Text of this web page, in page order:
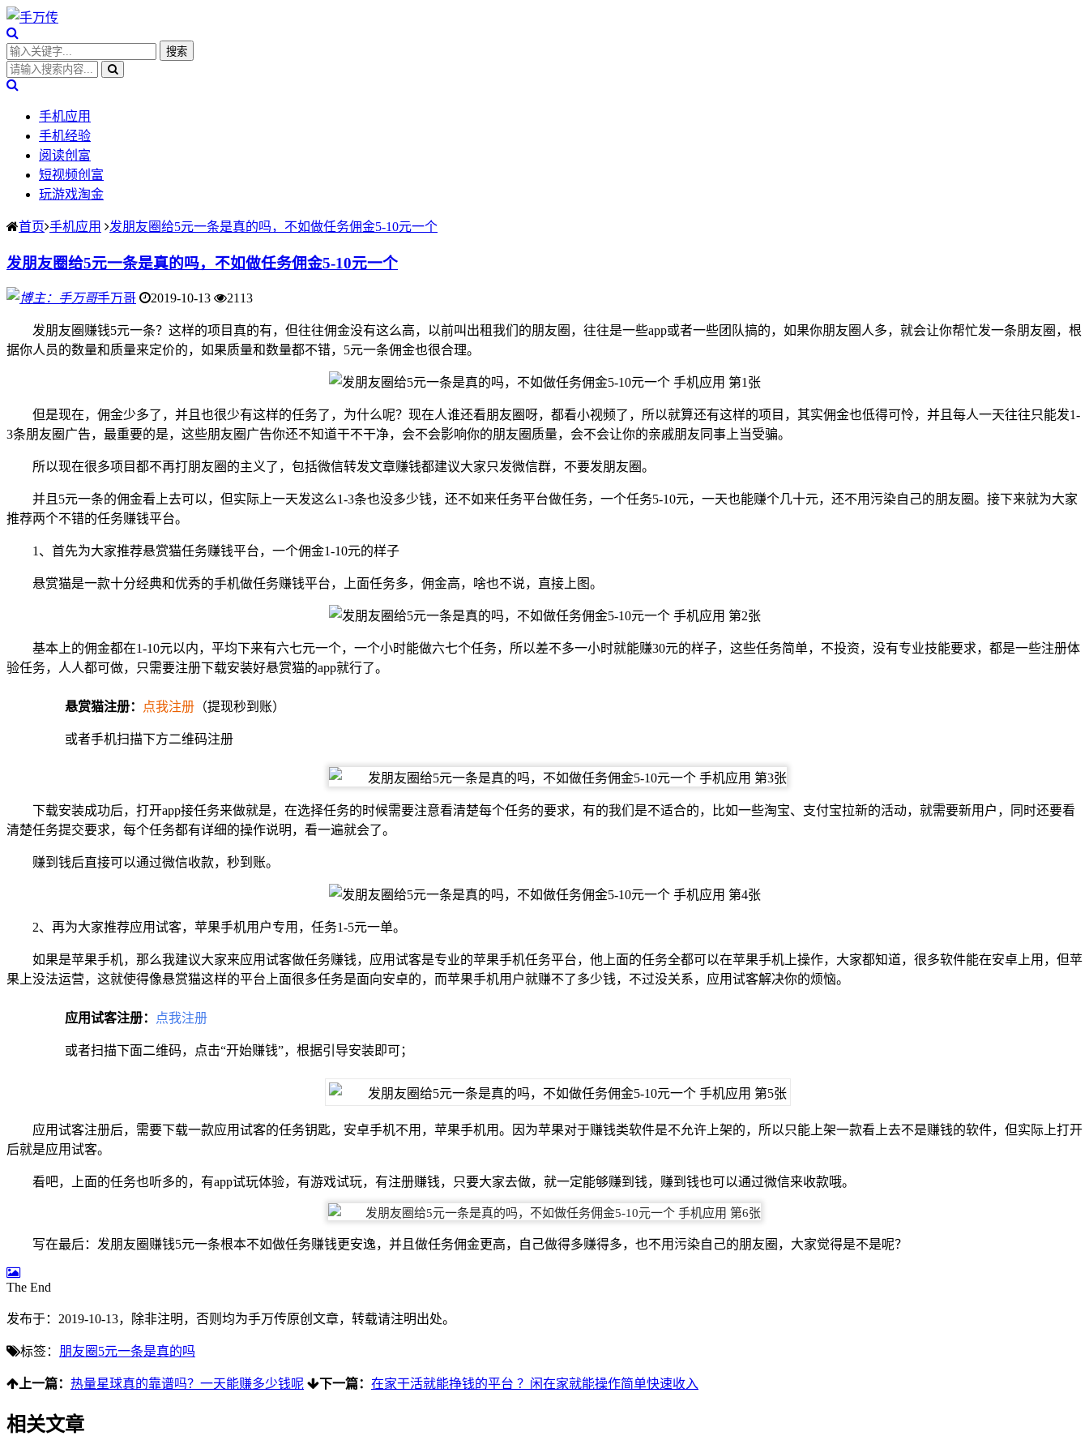
手机应用
手机经验
阅读创富
短视频创富
玩游戏淘金
首页 手机应用 发朋友圈给5元一条是真的吗，不如做任务佣金5-10元一个
发朋友圈给5元一条是真的吗，不如做任务佣金5-10元一个
手万哥 2019-10-13 2113
发朋友圈赚钱5元一条？这样的项目真的有，但往往佣金没有这么高，以前叫出租我们的朋友圈，往往是一些app或者一些团队搞的，如果你朋友圈人多，就会让你帮忙发一条朋友圈，根
据你人员的数量和质量来定价的，如果质量和数量都不错，5元一条佣金也很合理。
但是现在，佣金少多了，并且也很少有这样的任务了，为什么呢？现在人谁还看朋友圈呀，都看小视频了，所以就算还有这样的项目，其实佣金也低得可怜，并且每人一天往往只能发1-
3条朋友圈广告，最重要的是，这些朋友圈广告你还不知道干不干净，会不会影响你的朋友圈质量，会不会让你的亲戚朋友同事上当受骗。
所以现在很多项目都不再打朋友圈的主义了，包括微信转发文章赚钱都建议大家只发微信群，不要发朋友圈。
并且5元一条的佣金看上去可以，但实际上一天发这么1-3条也没多少钱，还不如来任务平台做任务，一个任务5-10元，一天也能赚个几十元，还不用污染自己的朋友圈。接下来就为大家
推荐两个不错的任务赚钱平台。
1、首先为大家推荐悬赏猫任务赚钱平台，一个佣金1-10元的样子
悬赏猫是一款十分经典和优秀的手机做任务赚钱平台，上面任务多，佣金高，啥也不说，直接上图。
基本上的佣金都在1-10元以内，平均下来有六七元一个，一个小时能做六七个任务，所以差不多一小时就能赚30元的样子，这些任务简单，不投资，没有专业技能要求，都是一些注册体
验任务，人人都可做，只需要注册下载安装好悬赏猫的app就行了。
悬赏猫注册： 点我注册 （提现秒到账）
或者手机扫描下方二维码注册
下载安装成功后，打开app接任务来做就是，在选择任务的时候需要注意看清楚每个任务的要求，有的我们是不适合的，比如一些淘宝、支付宝拉新的活动，就需要新用户，同时还要看
清楚任务提交要求，每个任务都有详细的操作说明，看一遍就会了。
赚到钱后直接可以通过微信收款，秒到账。
2、再为大家推荐应用试客，苹果手机用户专用，任务1-5元一单。
如果是苹果手机，那么我建议大家来应用试客做任务赚钱，应用试客是专业的苹果手机任务平台，他上面的任务全都可以在苹果手机上操作，大家都知道，很多软件能在安卓上用，但苹
果上没法运营，这就使得像悬赏猫这样的平台上面很多任务是面向安卓的，而苹果手机用户就赚不了多少钱，不过没关系，应用试客解决你的烦恼。
应用试客注册： 点我注册
或者扫描下面二维码，点击“开始赚钱”，根据引导安装即可；
应用试客注册后，需要下载一款应用试客的任务钥匙，安卓手机不用，苹果手机用。因为苹果对于赚钱类软件是不允许上架的，所以只能上架一款看上去不是赚钱的软件，但实际上打开
后就是应用试客。
看吧，上面的任务也听多的，有app试玩体验，有游戏试玩，有注册赚钱，只要大家去做，就一定能够赚到钱，赚到钱也可以通过微信来收款哦。
写在最后：发朋友圈赚钱5元一条根本不如做任务赚钱更安逸，并且做任务佣金更高，自己做得多赚得多，也不用污染自己的朋友圈，大家觉得是不是呢？
The End
发布于：2019-10-13，除非注明，否则均为手万传原创文章，转载请注明出处。
标签： 朋友圈5元一条是真的吗
上一篇： 热量星球真的靠谱吗？一天能赚多少钱呢 下一篇： 在家干活就能挣钱的平台 ？闲在家就能操作简单快速收入
相关文章